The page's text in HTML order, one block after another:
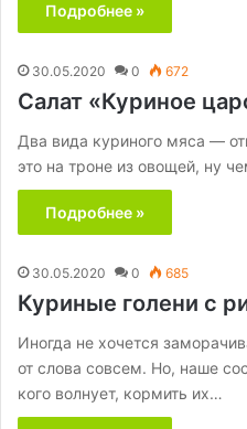
Подробнее »
30.05.2020 0 672
Салат «Куриное
Два вида куриного мяса —
это на троне из овощей, ну
Подробнее »
30.05.2020 0 685
Куриные голени с
Иногда не хочется
от слова совсем. Но, наше
кого волнует, кормить их…